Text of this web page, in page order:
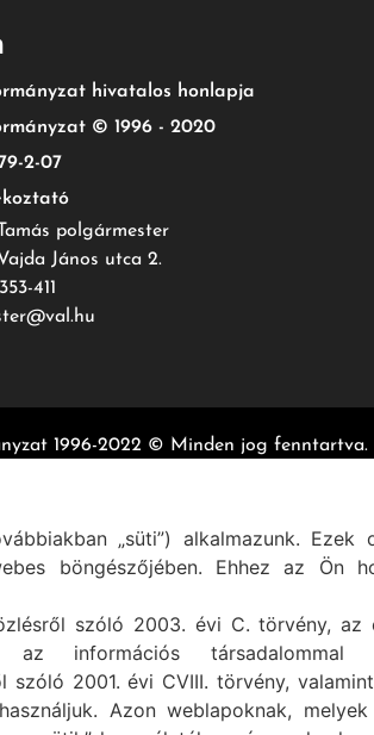
hivatalos honlapja
© 1996 - 2020
2-07
polgármester
János utca 2.
411
1996-2022 © Minden jog fenntartva.
„süti”) alkalmazunk. Ezek
böngészőjében. Ehhez az Ön
szóló 2003. évi C. törvény, az
az információs társadalommal
szóló 2001. évi CVIII. törvény,
Azon weblapoknak,